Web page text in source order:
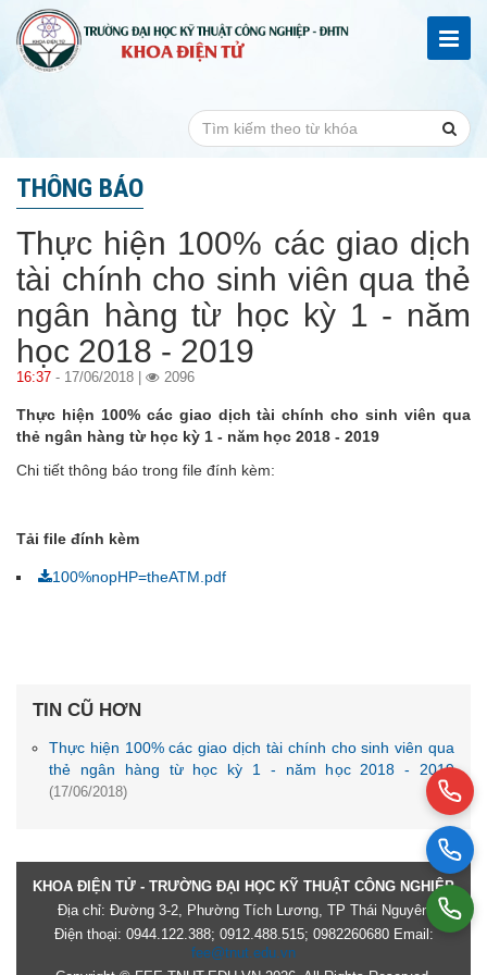
THÔNG BÁO
Thực hiện 100% các giao dịch
tài chính cho sinh viên qua thẻ
ngân hàng từ học kỳ 1 - năm
học 2018 - 2019
16:37 - 17/06/2018 | 2096
Thực hiện 100% các giao dịch tài chính cho sinh viên qua
thẻ ngân hàng từ học kỳ 1 - năm học 2018 - 2019
Chi tiết thông báo trong file đính kèm:
Tải file đính kèm
100%nopHP=theATM.pdf
TIN CŨ HƠN
Thực hiện 100% các giao dịch tài chính cho sinh viên qua
thẻ ngân hàng từ học kỳ 1 - năm học 2018 - 2019
(17/06/2018)
KHOA ĐIỆN TỬ - TRƯỜNG ĐẠI HỌC KỸ THUẬT CÔNG NGHIỆP
Địa chỉ: Đường 3-2, Phường Tích Lương, TP Thái Nguyên
Điện thoại: 0944.122.388; 0912.488.515; 0982260680 Email:
fee@tnut.edu.vn